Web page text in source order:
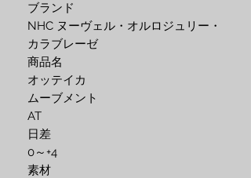
ブランド
NHC ヌーヴェル・オルロジュリー・
カラブレーゼ
商品名
オッテイカ
ムーブメント
AT
日差
0～+4
素材